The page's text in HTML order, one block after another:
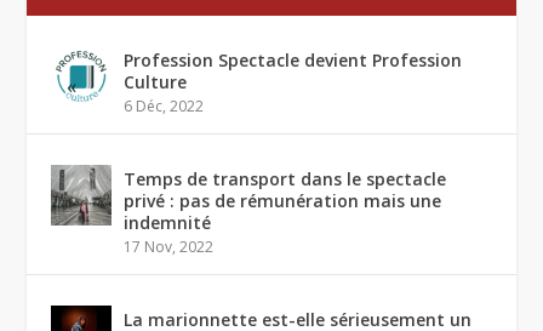
Profession Spectacle devient Profession
Culture
6 Déc, 2022
Temps de transport dans le spectacle
privé : pas de rémunération mais une
indemnité
17 Nov, 2022
La marionnette est-elle sérieusement un